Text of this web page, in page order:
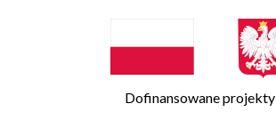
Dofinansowane projekty